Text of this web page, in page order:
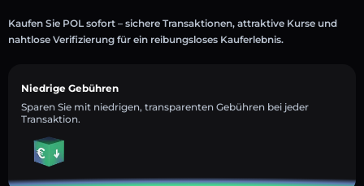
Kaufen Sie POL sofort – sichere Transaktionen, attraktive Kurse und
nahtlose Verifizierung für ein reibungsloses Kauferlebnis.
Niedrige Gebühren
Sparen Sie mit niedrigen, transparenten Gebühren bei jeder
Transaktion.